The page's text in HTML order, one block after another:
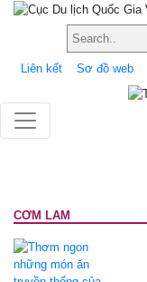
Liên kết Sơ đồ web
CƠM LAM